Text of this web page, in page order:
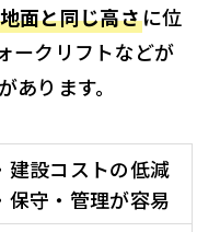
面と同じ高さに位
ークリフトなどが
ります。
建設コストの低減
保守・管理が容易